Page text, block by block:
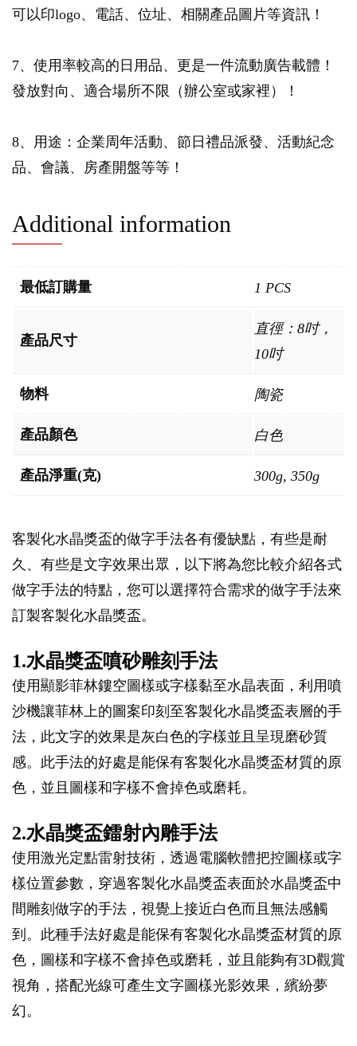
可以印logo、電話、位址、相關產品圖片等資訊！
7、使用率較高的日用品、更是一件流動廣告載體！
發放對向、適合場所不限（辦公室或家裡）！
8、用途：企業周年活動、節日禮品派發、活動紀念
品、會議、房產開盤等等！
Additional information
最低訂購量 1 PCS
產品尺寸
直徑：8吋，
10吋
物料 陶瓷
產品顏色 白色
產品淨重(克) 300g, 350g
客製化水晶獎盃的做字手法各有優缺點，有些是耐
久、有些是文字效果出眾，以下將為您比較介紹各式
做字手法的特點，您可以選擇符合需求的做字手法來
訂製客製化水晶獎盃。
1.水晶獎盃噴砂雕刻手法
使用顯影菲林鏤空圖樣或字樣黏至水晶表面，利用噴
沙機讓菲林上的圖案印刻至客製化水晶獎盃表層的手
法，此文字的效果是灰白色的字樣並且呈現磨砂質
感。此手法的好處是能保有客製化水晶獎盃材質的原
色，並且圖樣和字樣不會掉色或磨耗。
2.水晶獎盃鐳射內雕手法
使用激光定點雷射技術，透過電腦軟體把控圖樣或字
樣位置參數，穿過客製化水晶獎盃表面於水晶獎盃中
間雕刻做字的手法，視覺上接近白色而且無法感觸
到。此種手法好處是能保有客製化水晶獎盃材質的原
色，圖樣和字樣不會掉色或磨耗，並且能夠有3D觀賞
視角，搭配光線可產生文字圖樣光影效果，繽紛夢
幻。